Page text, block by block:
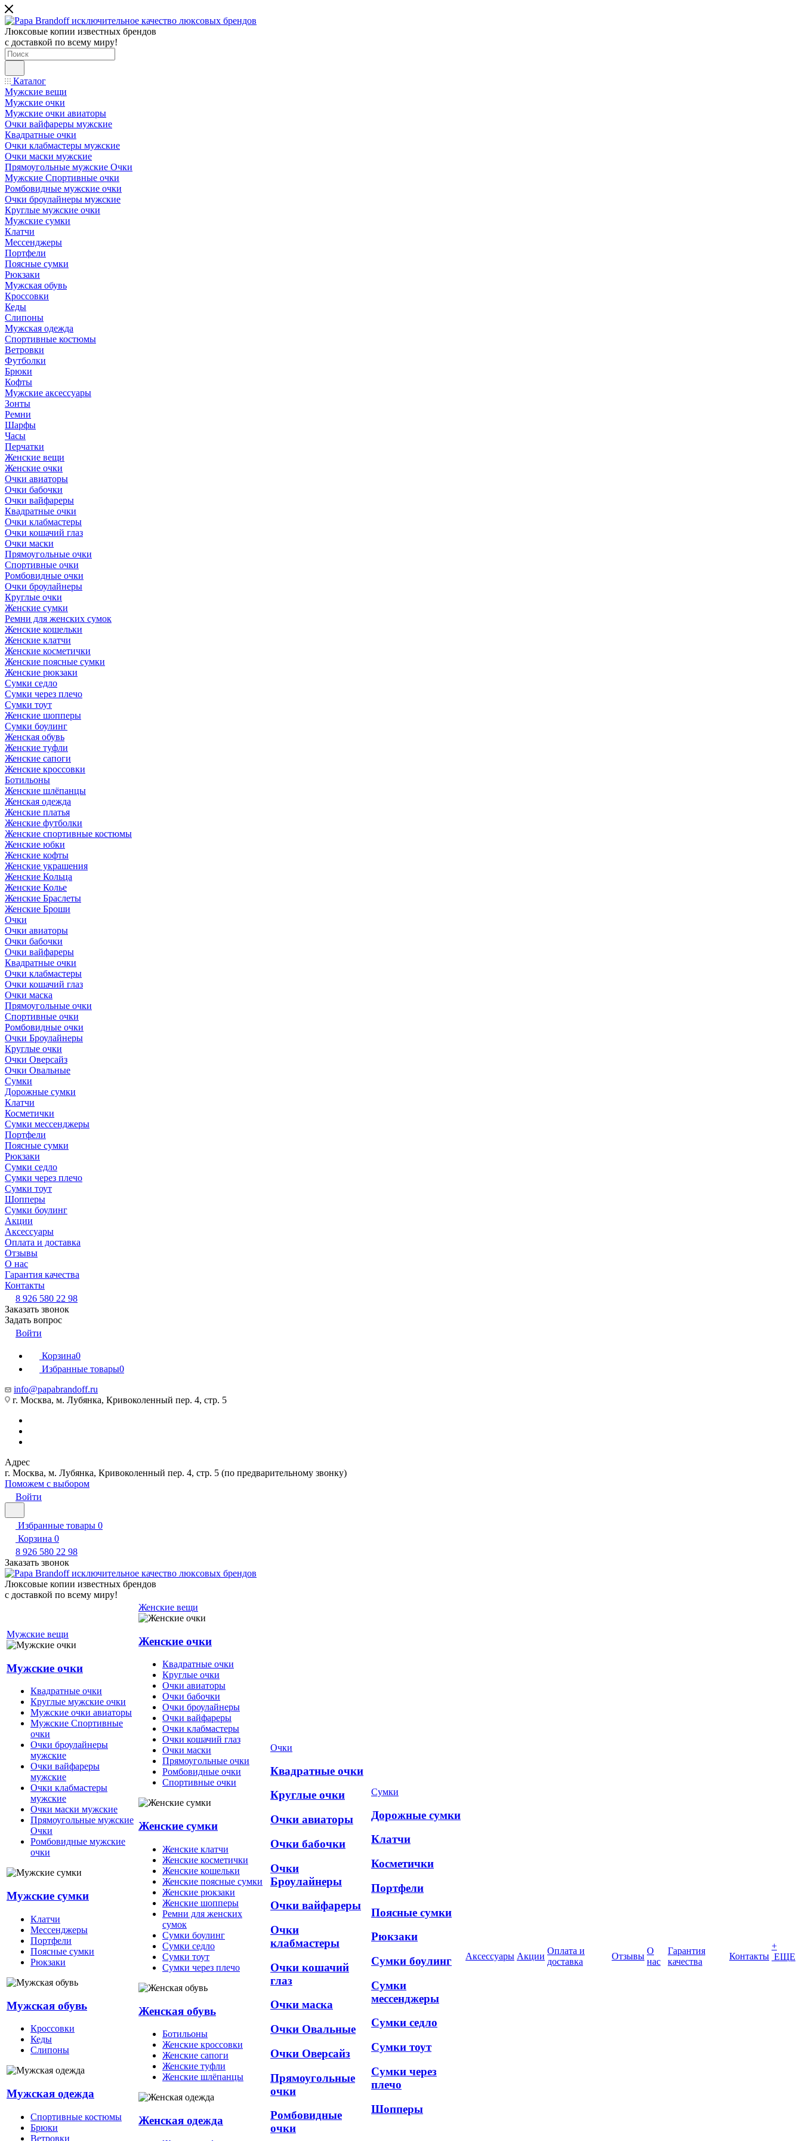
Люксовые копии известных брендов
с доставкой по всему миру!
Каталог
Мужские вещи
Мужские очки
Мужские очки авиаторы
Очки вайфареры мужские
Квадратные очки
Очки клабмастеры мужские
Очки маски мужские
Прямоугольные мужские Очки
Мужские Спортивные очки
Ромбовидные мужские очки
Очки броулайнеры мужские
Круглые мужские очки
Мужские сумки
Клатчи
Мессенджеры
Портфели
Поясные сумки
Рюкзаки
Мужская обувь
Кроссовки
Кеды
Слипоны
Мужская одежда
Спортивные костюмы
Ветровки
Футболки
Брюки
Кофты
Мужские аксессуары
Зонты
Ремни
Шарфы
Часы
Перчатки
Женские вещи
Женские очки
Очки авиаторы
Очки бабочки
Очки вайфареры
Квадратные очки
Очки клабмастеры
Очки кошачий глаз
Очки маски
Прямоугольные очки
Спортивные очки
Ромбовидные очки
Очки броулайнеры
Круглые очки
Женские сумки
Ремни для женских сумок
Женские кошельки
Женские клатчи
Женские косметички
Женские поясные сумки
Женские рюкзаки
Сумки седло
Сумки через плечо
Сумки тоут
Женские шопперы
Сумки боулинг
Женская обувь
Женские туфли
Женские сапоги
Женские кроссовки
Ботильоны
Женские шлёпанцы
Женская одежда
Женские платья
Женские футболки
Женские спортивные костюмы
Женские юбки
Женские кофты
Женские украшения
Женские Кольца
Женские Колье
Женские Браслеты
Женские Броши
Очки
Очки авиаторы
Очки бабочки
Очки вайфареры
Квадратные очки
Очки клабмастеры
Очки кошачий глаз
Очки маска
Прямоугольные очки
Спортивные очки
Ромбовидные очки
Очки Броулайнеры
Круглые очки
Очки Оверсайз
Очки Овальные
Сумки
Дорожные сумки
Клатчи
Косметички
Сумки мессенджеры
Портфели
Поясные сумки
Рюкзаки
Сумки седло
Сумки через плечо
Сумки тоут
Шопперы
Сумки боулинг
Акции
Аксессуары
Оплата и доставка
Отзывы
О нас
Гарантия качества
Контакты
8 926 580 22 98
Заказать звонок
Задать вопрос
Войти
Корзина0
Избранные товары0
info@papabrandoff.ru
г. Москва, м. Лубянка, Кривоколенный пер. 4, стр. 5
Адрес
г. Москва, м. Лубянка, Кривоколенный пер. 4, стр. 5 (по предварительному звонку)
Поможем с выбором
Войти
Избранные товары 0
Корзина 0
8 926 580 22 98
Заказать звонок
Люксовые копии известных брендов
с доставкой по всему миру!
Мужские вещи
Мужские очки
Квадратные очки
Круглые мужские очки
Мужские очки авиаторы
Мужские Спортивные
очки
Очки броулайнеры
мужские
Очки вайфареры
мужские
Очки клабмастеры
мужские
Очки маски мужские
Прямоугольные мужские
Очки
Ромбовидные мужские
очки
Мужские сумки
Клатчи
Мессенджеры
Портфели
Поясные сумки
Рюкзаки
Мужская обувь
Кроссовки
Кеды
Слипоны
Мужская одежда
Спортивные костюмы
Брюки
Ветровки
Женские вещи
Женские очки
Квадратные очки
Круглые очки
Очки авиаторы
Очки бабочки
Очки броулайнеры
Очки вайфареры
Очки клабмастеры
Очки кошачий глаз
Очки маски
Прямоугольные очки
Ромбовидные очки
Спортивные очки
Женские сумки
Женские клатчи
Женские косметички
Женские кошельки
Женские поясные сумки
Женские рюкзаки
Женские шопперы
Ремни для женских
сумок
Сумки боулинг
Сумки седло
Сумки тоут
Сумки через плечо
Женская обувь
Ботильоны
Женские кроссовки
Женские сапоги
Женские туфли
Женские шлёпанцы
Женская одежда
Очки
Квадратные очки
Круглые очки
Очки авиаторы
Очки бабочки
Очки
Броулайнеры
Очки вайфареры
Очки
клабмастеры
Очки кошачий
глаз
Очки маска
Очки Овальные
Очки Оверсайз
Прямоугольные
очки
Ромбовидные
очки
Сумки
Дорожные сумки
Клатчи
Косметички
Портфели
Поясные сумки
Рюкзаки
Сумки боулинг
Сумки
мессенджеры
Сумки седло
Сумки тоут
Сумки через
плечо
Шопперы
Аксессуары Акции
Оплата и
доставка
Отзывы
О
нас
Гарантия
качества
Контакты
+
ЕЩЕ